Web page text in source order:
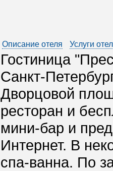
Описание отеля Услуги
Гостиница
Санкт-
Дворцовой
ресторан и
мини-бар и
Интернет. В
спа-ванна. По